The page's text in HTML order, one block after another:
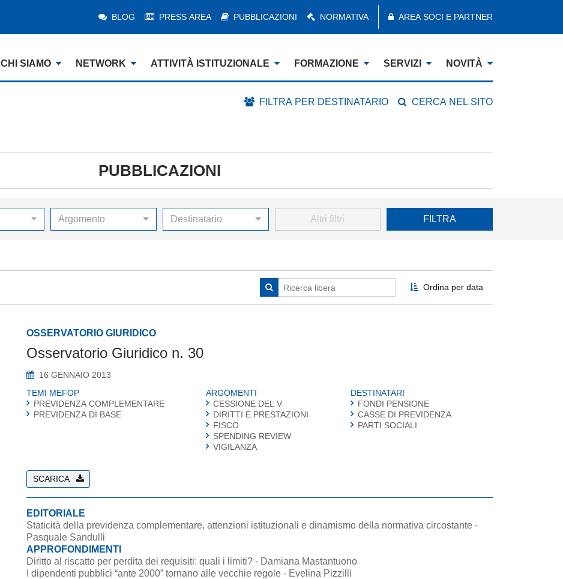
BLOG PRESS AREA PUBBLICAZIONI NORMATIVA AREA SOCI E PARTNER
CHI SIAMO NETWORK ATTIVITÀ ISTITUZIONALE FORMAZIONE SERVIZI NOVITÀ
FILTRA PER DESTINATARIO CERCA NEL SITO
PUBBLICAZIONI
Argomento Destinatario Altri filtri FILTRA
Ordina per data
OSSERVATORIO GIURIDICO
Osservatorio Giuridico n. 30
16 GENNAIO 2013
TEMI MEFOP
PREVIDENZA COMPLEMENTARE
PREVIDENZA DI BASE
ARGOMENTI
CESSIONE DEL V
DIRITTI E PRESTAZIONI
FISCO
SPENDING REVIEW
VIGILANZA
DESTINATARI
FONDI PENSIONE
CASSE DI PREVIDENZA
PARTI SOCIALI
SCARICA
EDITORIALE
Staticità della previdenza complementare, attenzioni istituzionali e dinamismo della normativa circostante -
Pasquale Sandulli
APPROFONDIMENTI
Diritto al riscatto per perdita dei requisiti: quali i limiti? - Damiana Mastantuono
I dipendenti pubblici “ante 2000” tornano alle vecchie regole - Evelina Pizzilli